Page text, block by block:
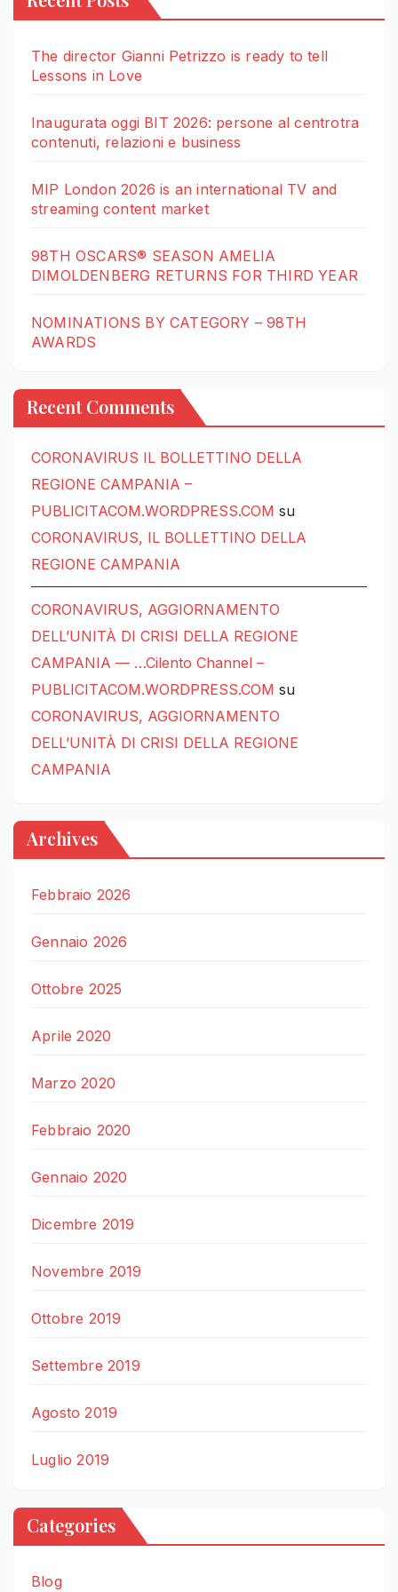
The director Gianni Petrizzo is ready to tell
Lessons in Love
Inaugurata oggi BIT 2026: persone al centrotra
contenuti, relazioni e business
MIP London 2026 is an international TV and
streaming content market
98TH OSCARS® SEASON AMELIA
DIMOLDENBERG RETURNS FOR THIRD YEAR
NOMINATIONS BY CATEGORY – 98TH
AWARDS
Recent Comments
CORONAVIRUS IL BOLLETTINO DELLA
REGIONE CAMPANIA –
PUBLICITACOM.WORDPRESS.COM su
CORONAVIRUS, IL BOLLETTINO DELLA
REGIONE CAMPANIA
CORONAVIRUS, AGGIORNAMENTO
DELL’UNITÀ DI CRISI DELLA REGIONE
CAMPANIA — …Cilento Channel –
PUBLICITACOM.WORDPRESS.COM su
CORONAVIRUS, AGGIORNAMENTO
DELL’UNITÀ DI CRISI DELLA REGIONE
CAMPANIA
Archives
Febbraio 2026
Gennaio 2026
Ottobre 2025
Aprile 2020
Marzo 2020
Febbraio 2020
Gennaio 2020
Dicembre 2019
Novembre 2019
Ottobre 2019
Settembre 2019
Agosto 2019
Luglio 2019
Categories
Blog